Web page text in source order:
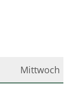
Mittwoch